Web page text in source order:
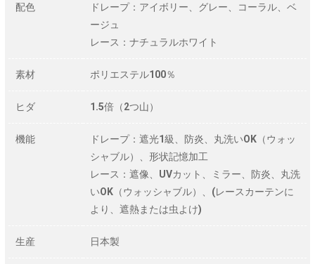
配色
ドレープ：アイボリー、グレー、コーラル、ベ
ージュ
レース：ナチュラルホワイト
素材 ポリエステル100％
ヒダ 1.5倍（2つ山）
機能
ドレープ：遮光1級、防炎、丸洗いOK（ウォッ
シャブル）、形状記憶加工
レース：遮像、UVカット、ミラー、防炎、丸洗
いOK（ウォッシャブル）、(レースカーテンに
より、遮熱または虫よけ)
生産 日本製